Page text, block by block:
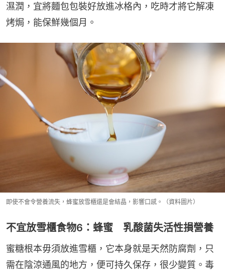
濕潤，宜將麵包包裝好放進冰格內，吃時才將它解凍
烤焗，能保鮮幾個月。
即使不會令營養流失，蜂蜜放雪櫃還是會結晶，影響口感。（資料圖片）
不宜放雪櫃食物6：蜂蜜 乳酸菌失活性損營養
蜜糖根本毋須放進雪櫃，它本身就是天然防腐劑，只
需在陰涼通風的地方，便可持久保存，很少變質。毒